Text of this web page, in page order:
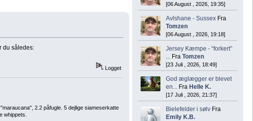
[06 August , 2026, 19:35]
Avlshane - Sussex Fra
Tomzen
[06 August , 2026, 19:18]
Jersey Kæmpe - “forkert”
... Fra Tomzen
[23 Juli , 2026, 18:49]
God æglægger er blevet
en... Fra Helle K.
[17 Juli , 2026, 21:37]
Bielefelder i sølv Fra
Emily K.B.
du således:
Logget
2.2 påfugle. 5 dejlige siameserkatte
whippets.